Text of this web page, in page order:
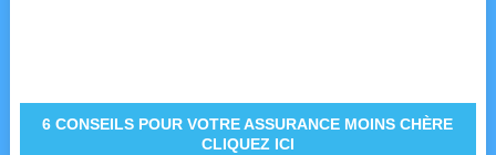
6 CONSEILS POUR VOTRE ASSURANCE MOINS CHÈRE
CLIQUEZ ICI